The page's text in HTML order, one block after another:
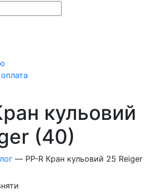
кульовий
(40)
— PP-R Кран кульовий 25 Reiger